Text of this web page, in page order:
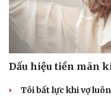
Dấu hiệu tiền mãn
Tôi bất lực khi vợ